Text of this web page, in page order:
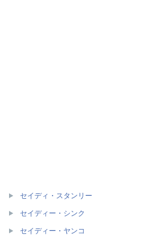
セイディ・スタンリー
セイディー・シンク
セイディー・ヤンコ